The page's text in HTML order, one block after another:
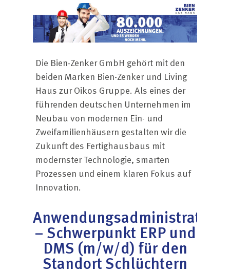
Die Bien-Zenker GmbH gehört mit den
beiden Marken Bien-Zenker und Living
Haus zur Oikos Gruppe. Als eines der
führenden deutschen Unternehmen im
Neubau von modernen Ein- und
Zweifamilienhäusern gestalten wir die
Zukunft des Fertighausbaus mit
modernster Technologie, smarten
Prozessen und einem klaren Fokus auf
Innovation.
Anwendungsadministrator
– Schwerpunkt ERP und
DMS (m/w/d) für den
Standort Schlüchtern